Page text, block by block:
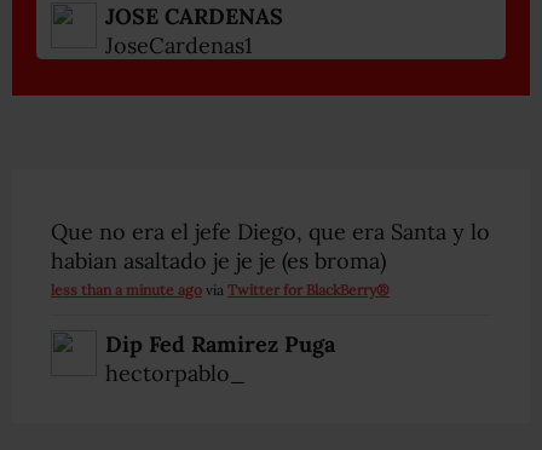
JOSE CARDENAS
JoseCardenas1
Que no era el jefe Diego, que era Santa y lo
habian asaltado je je je (es broma)
less than a minute ago via Twitter for BlackBerry®
Dip Fed Ramirez Puga
hectorpablo_